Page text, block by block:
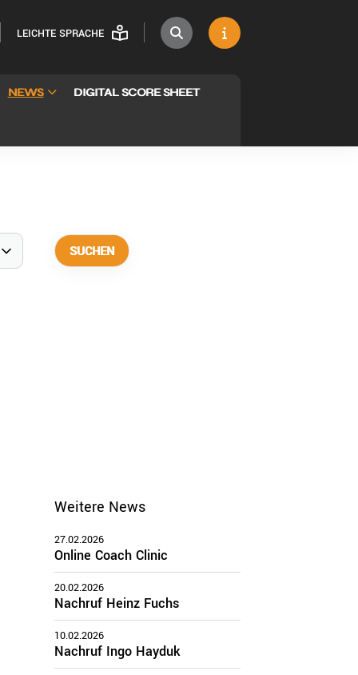
LEICHTE SPRACHE
NEWS DIGITAL SCORE SHEET
Weitere News
27.02.2026
Online Coach Clinic
20.02.2026
Nachruf Heinz Fuchs
10.02.2026
Nachruf Ingo Hayduk